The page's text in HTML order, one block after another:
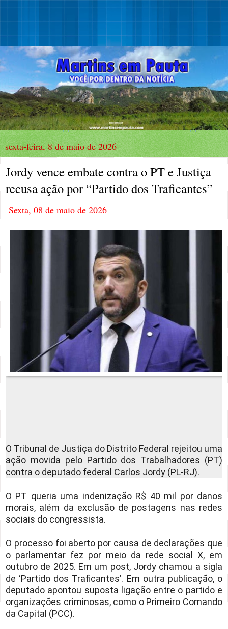
sexta-feira, 8 de maio de 2026
Jordy vence embate contra o PT e Justiça
recusa ação por “Partido dos Traficantes”
Sexta, 08 de maio de 2026
O Tribunal de Justiça do Distrito Federal rejeitou uma
ação movida pelo Partido dos Trabalhadores (PT)
contra o deputado federal Carlos Jordy (PL-RJ).
O PT queria uma indenização R$ 40 mil por danos
morais, além da exclusão de postagens nas redes
sociais do congressista.
O processo foi aberto por causa de declarações que
o parlamentar fez por meio da rede social X, em
outubro de 2025. Em um post, Jordy chamou a sigla
de ‘Partido dos Traficantes’. Em outra publicação, o
deputado apontou suposta ligação entre o partido e
organizações criminosas, como o Primeiro Comando
da Capital (PCC).